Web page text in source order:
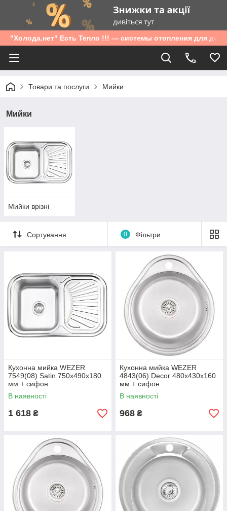
"Холода.нет" Есть Тепло !!! — системы отопления для дома
Товари та послуги Мийки
Мийки
Мийки врізні
Сортування 0 Фільтри
Кухонна мийка WEZER
7549(08) Satin 750x490x180
мм + сифон
В наявності
1 618 ₴
Кухонна мийка WEZER
4843(06) Decor 480x430x160
мм + сифон
В наявності
968 ₴